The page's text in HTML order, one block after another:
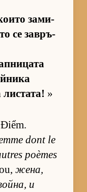
за­ми­
се зав­ръ­
лис­та­та! »
dont le
poèmes
же­на,
и